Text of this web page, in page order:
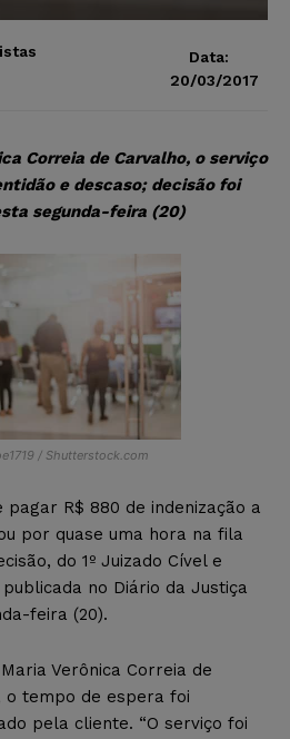
Data:
20/03/2017
Correia de Carvalho, o serviço
e descaso; decisão foi
segunda-feira (20)
/ Shutterstock.com
pagar R$ 880 de indenização a
por quase uma hora na fila
do 1º Juizado Cível e
no Diário da Justiça
feira (20).
Verônica Correia de
o tempo de espera foi
pela cliente. “O serviço foi